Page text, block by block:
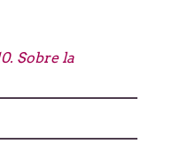
Sobre la